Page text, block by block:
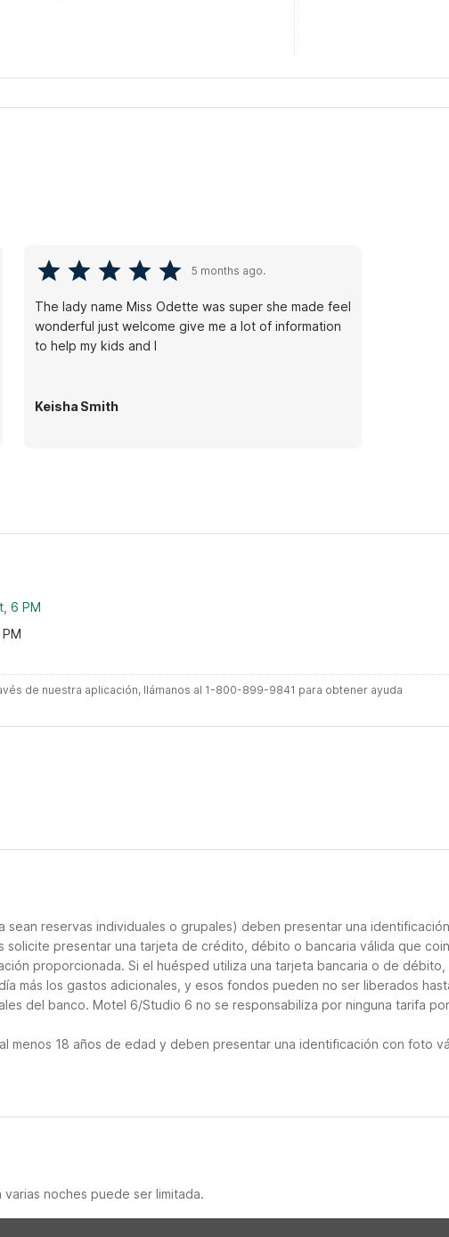
5 months ago.
The lady name Miss Odette was super she made feel
wonderful just welcome give me a lot of information
to help my kids and I
Keisha Smith
6 PM
de nuestra aplicación, llámanos al 1-800-899-9841 para obtener ayuda
reservas individuales o grupales) deben presentar una identificación
presentar una tarjeta de crédito, débito o bancaria válida que
proporcionada. Si el huésped utiliza una tarjeta bancaria o de débito,
más los gastos adicionales, y esos fondos pueden no ser liberados
del banco. Motel 6/Studio 6 no se responsabiliza por ninguna tarifa por
menos 18 años de edad y deben presentar una identificación con foto
noches puede ser limitada.